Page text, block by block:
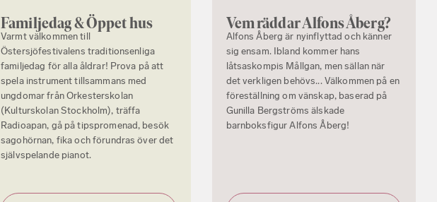
Familjedag & Öppet hus
Varmt välkommen till
Östersjöfestivalens traditionsenliga
familjedag för alla åldrar! Prova på att
spela instrument tillsammans med
ungdomar från Orkesterskolan
(Kulturskolan Stockholm), träffa
Radioapan, gå på tipspromenad, besök
sagohörnan, fika och förundras över det
självspelande pianot.
Vem räddar Alfons Åberg?
Alfons Åberg är nyinflyttad och känner
sig ensam. Ibland kommer hans
låtsaskompis Mållgan, men sällan när
det verkligen behövs... Välkommen på en
föreställning om vänskap, baserad på
Gunilla Bergströms älskade
barnboksfigur Alfons Åberg!